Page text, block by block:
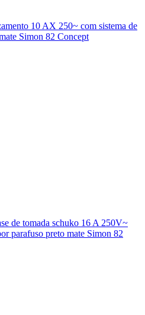
10 AX 250~ com sistema de
Simon 82 Concept
de tomada schuko 16 A 250V~
parafuso preto mate Simon 82